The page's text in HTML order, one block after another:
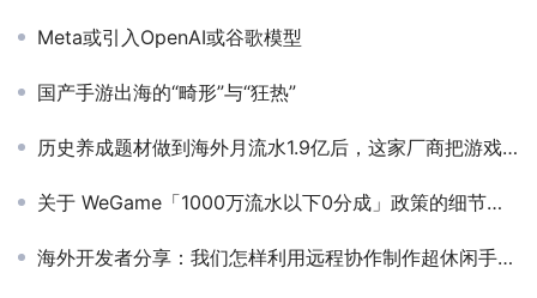
Meta或引入OpenAI或谷歌模型
国产手游出海的“畸形”与“狂热”
历史养成题材做到海外月流水1.9亿后，这家厂商把游戏背景文化带到了CJ
关于 WeGame「1000万流水以下0分成」政策的细节，以及云游戏、网游、产品数量的采访
海外开发者分享：我们怎样利用远程协作制作超休闲手游？